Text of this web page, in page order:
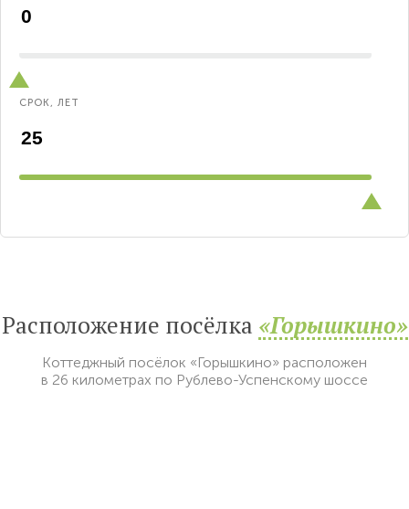
СРОК, ЛЕТ
Расположение посёлка «Горышкино»
Коттеджный посёлок «Горышкино» расположен
в 26 километрах по Рублево-Успенскому шоссе